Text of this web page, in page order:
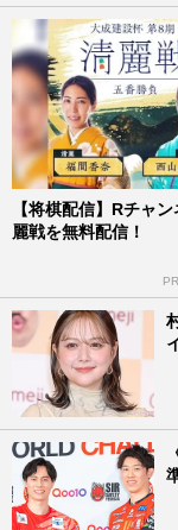
【将棋配信】Rチャ
麗戦を無料配信！